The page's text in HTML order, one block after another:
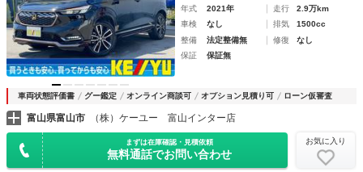
年式 2021年 走行
2.9万km
車検
なし 排気
1500cc
整備
法定整備無 修復
なし
保証
保証無
車両状態評価書 グー鑑定 オンライン商談可 オプション見積り可 ローン仮審査
富山県富山市 （株）ケーユー 富山インター店
まずは在庫確認・見積依頼
無料通話でお問い合わせ
お気に入り